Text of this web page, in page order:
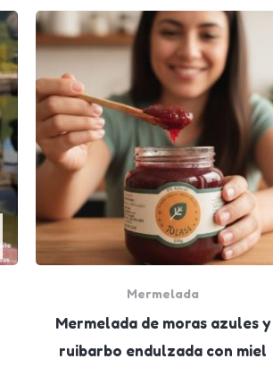
Mermelada
Mermelada de moras azules y
ruibarbo endulzada con miel